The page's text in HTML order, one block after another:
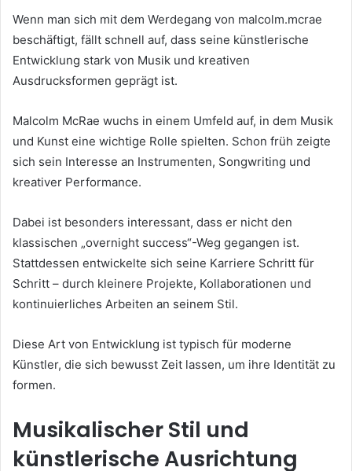
Wenn man sich mit dem Werdegang von malcolm.mcrae
beschäftigt, fällt schnell auf, dass seine künstlerische
Entwicklung stark von Musik und kreativen
Ausdrucksformen geprägt ist.
Malcolm McRae wuchs in einem Umfeld auf, in dem Musik
und Kunst eine wichtige Rolle spielten. Schon früh zeigte
sich sein Interesse an Instrumenten, Songwriting und
kreativer Performance.
Dabei ist besonders interessant, dass er nicht den
klassischen „overnight success“-Weg gegangen ist.
Stattdessen entwickelte sich seine Karriere Schritt für
Schritt – durch kleinere Projekte, Kollaborationen und
kontinuierliches Arbeiten an seinem Stil.
Diese Art von Entwicklung ist typisch für moderne
Künstler, die sich bewusst Zeit lassen, um ihre Identität zu
formen.
Musikalischer Stil und
künstlerische Ausrichtung